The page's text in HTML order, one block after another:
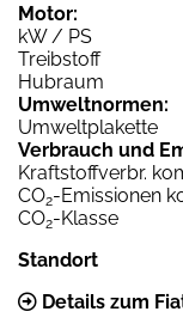
Motor:
kW / PS
Treibstoff
Hubraum
Umweltnormen:
Umweltplakette
Verbrauch und
Kraftstoffverbr.
CO2-Emissionen
CO2-Klasse
Standort
Details zum